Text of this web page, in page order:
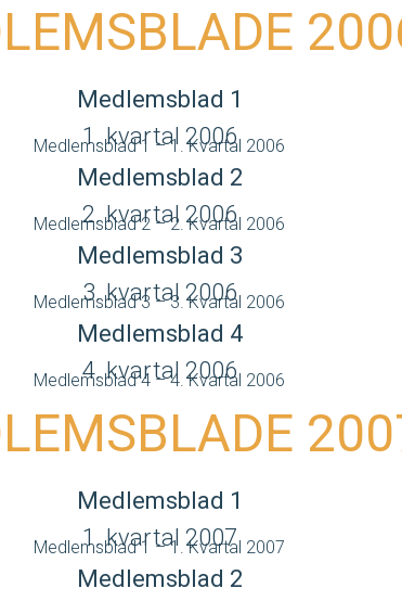
Medlemsblad 1
1. kvartal 2006
Medlemsblad 1 – 1. Kvartal 2006
Medlemsblad 2
2. kvartal 2006
Medlemsblad 2 – 2. Kvartal 2006
Medlemsblad 3
3. kvartal 2006
Medlemsblad 3 – 3. Kvartal 2006
Medlemsblad 4
4. kvartal 2006
Medlemsblad 4 – 4. Kvartal 2006
Medlemsblad 1
1. kvartal 2007
Medlemsblad 1 – 1. Kvartal 2007
Medlemsblad 2